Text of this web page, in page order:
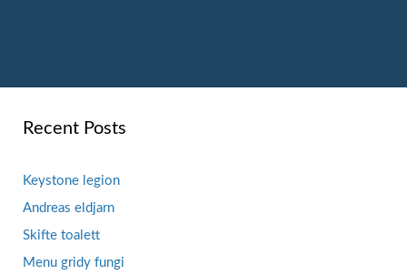
Recent Posts
Keystone legion
Andreas eldjarn
Skifte toalett
Menu gridy fungi